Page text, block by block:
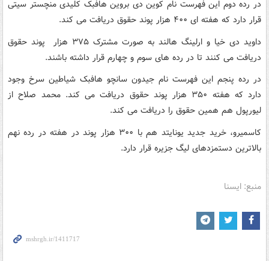
در رده دوم این فهرست نام کوین دی بروین هافبک کلیدی منچستر سیتی
قرار دارد که هفته ای ۴۰۰ هزار پوند حقوق دریافت می کند.
داوید دی خیا و ارلینگ هالند به صورت مشترک ۳۷۵ هزار پوند حقوق
دریافت می کنند تا در رده های سوم و چهارم قرار داشته باشند.
در رده پنجم این فهرست نام جیدون سانچو هافبک شیاطین سرخ وجود
دارد که هفته ۳۵۰ هزار پوند حقوق دریافت می کند. محمد صلاح از
لیورپول هم همین حقوق را دریافت می کند.
کاسمیرو، خرید جدید یونایتد هم با ۳۰۰ هزار پوند در هفته در رده نهم
بالاترین دستمزدهای لیگ جزیره قرار دارد.
منبع: ایسنا